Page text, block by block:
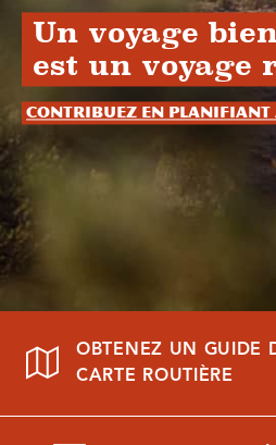
Un voyage
est un voyage
Contribuez en planifiant
OBTENEZ UN GUIDE
CARTE ROUTIÈRE